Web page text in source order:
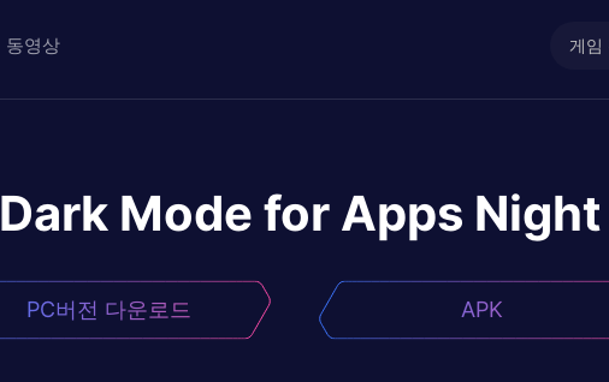
동영상
Dark Mode for Apps
PC버전 다운로드 APK